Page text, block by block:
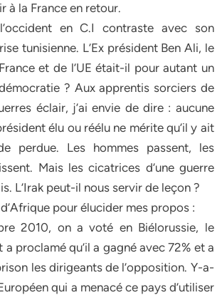
à la France en retour.
en C.I contraste avec son
tunisienne. L’Ex président Ben Ali, le
et de l’UE était-il pour autant un
? Aux apprentis sorciers de
éclair, j’ai envie de dire : aucune
élu ou réélu ne mérite qu’il y ait
perdue. Les hommes passent, les
Mais les cicatrices d’une guerre
L’Irak peut-il nous servir de leçon ?
pour élucider mes propos :
2010, on a voté en Biélorussie, le
proclamé qu’il a gagné avec 72% et a
les dirigeants de l’opposition. Y-a-
qui a menacé ce pays d’utiliser